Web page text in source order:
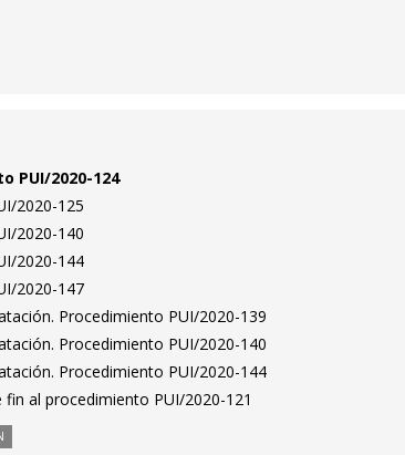
PUI/2020-124
2020-125
2020-140
2020-144
2020-147
Procedimiento PUI/2020-139
Procedimiento PUI/2020-140
Procedimiento PUI/2020-144
al procedimiento PUI/2020-121